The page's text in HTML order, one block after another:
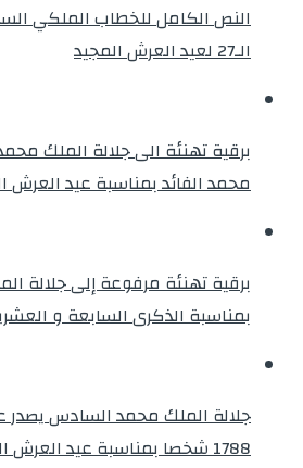
النص الكامل للخطاب الملكي
الـ27 لعيد العرش المجيد
برقية تهنئة الى جلالة الملك
محمد الفائد بمناسبة عيد العرش
برقية تهنئة مرفوعة إلى جلالة
بمناسبة الذكرى السابعة و
جلالة الملك محمد السادس
1788 شخصا بمناسبة عيد العرش المجيد